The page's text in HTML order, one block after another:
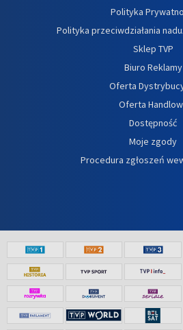
Polityka
Polityka przeciwdziałania
Sklep TVP
Biuro Reklamy
Oferta
Oferta
Dostępność
Moje zgody
Procedura zgłoszeń